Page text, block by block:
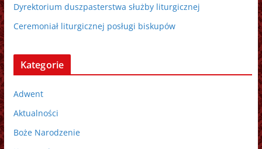
Dyrektorium duszpasterstwa służby liturgicznej
Ceremoniał liturgicznej posługi biskupów
Kategorie
Adwent
Aktualności
Boże Narodzenie